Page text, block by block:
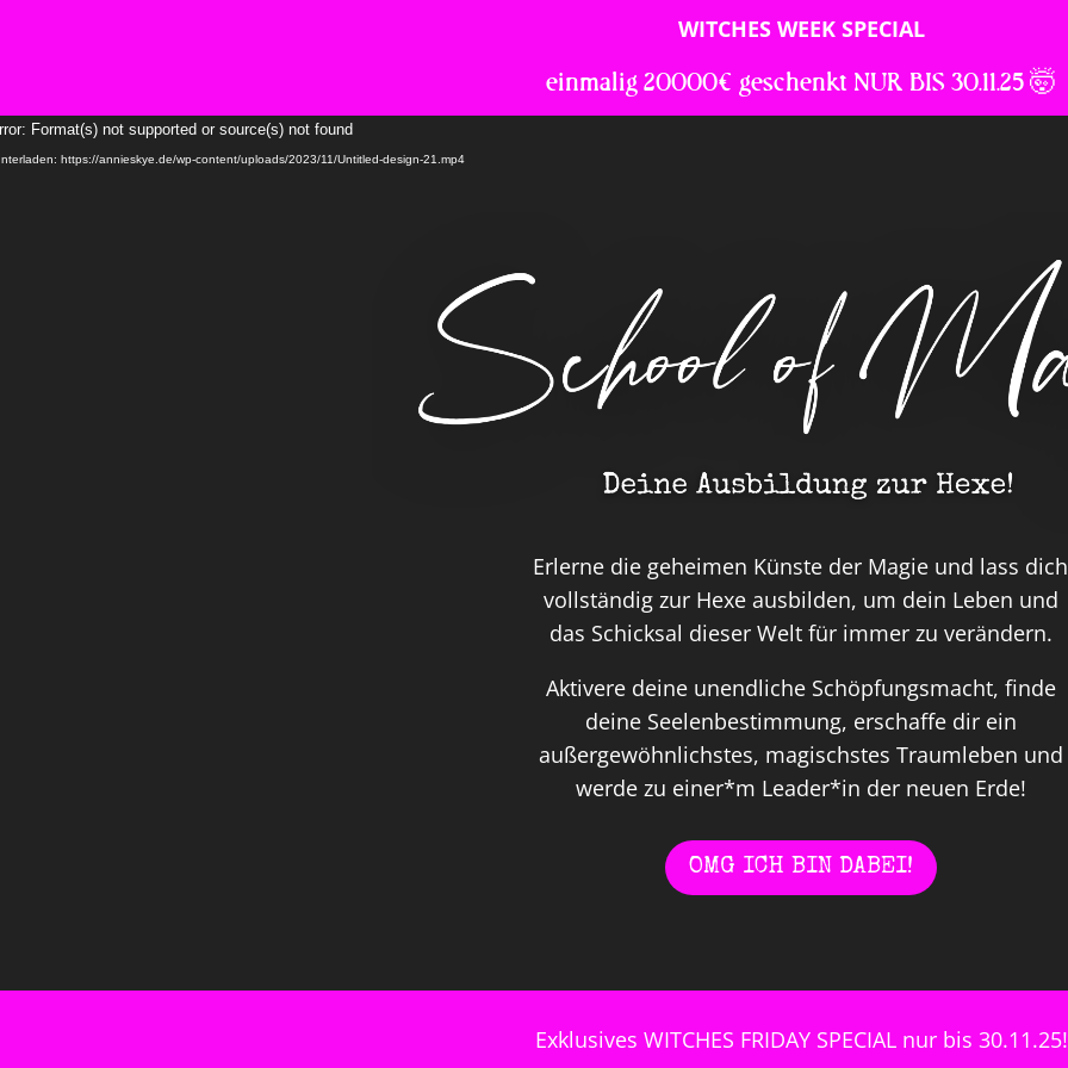
WITCHES WEEK SPECIAL
einmalig 20000€ geschenkt NUR BIS 30.11.25 🤯
Video-
Player
Format(s) not supported or source(s) not found
https://annieskye.de/wp-content/uploads/2023/11/Untitled-design-21.mp4
Erlerne die geheimen Künste der Magie und lass dich
vollständig zur Hexe ausbilden, um dein Leben und
das Schicksal dieser Welt für immer zu verändern.
Aktivere deine unendliche Schöpfungsmacht, finde
deine Seelenbestimmung, erschaffe dir ein
außergewöhnlichstes, magischstes Traumleben und
werde zu einer*m Leader*in der neuen Erde!
OMG ICH BIN DABEI!
Exklusives WITCHES FRIDAY SPECIAL nur bis 30.11.25!